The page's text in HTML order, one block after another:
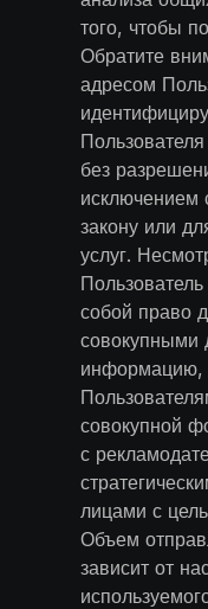
того, чтобы
Обратите
адресом
без
исключением
закону или
услуг.
собой право
совокупными
информацию,
совокупной
с
лицами с
Объем
зависит от